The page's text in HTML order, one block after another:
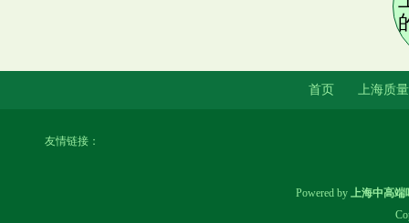
首页 上海质
友情链接：
Powered by 上海中高端